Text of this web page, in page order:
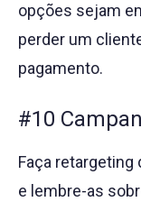
opções sejam
perder um
pagamento.
#10
Faça
e lembre-as